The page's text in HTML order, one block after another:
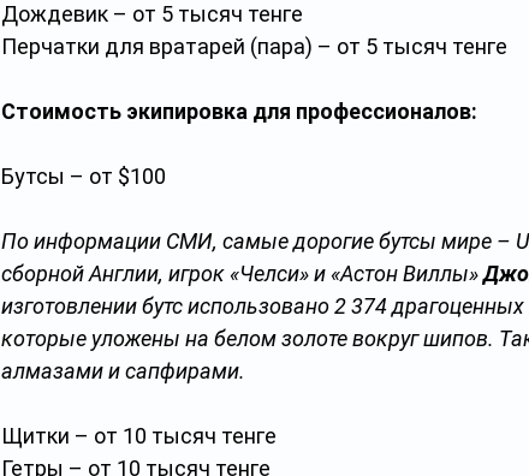
Дождевик – от 5 тысяч тенге
Перчатки для вратарей (пара) – от 5 тысяч тенге
Стоимость экипировка для профессионалов:
Бутсы – от $100
По информации СМИ, самые дорогие бутсы мире –
сборной Англии, игрок «Челси» и «Астон Виллы»
изготовлении бутс использовано 2 374
которые уложены на белом золоте вокруг шипов.
алмазами и сапфирами.
Щитки – от 10 тысяч тенге
Гетры – от 10 тысяч тенге